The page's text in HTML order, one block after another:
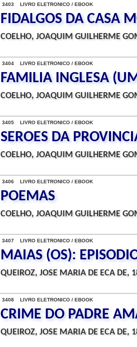
3403 LIVRO ELETRONICO / EBOOK
FIDALGOS DA CASA
COELHO, JOAQUIM GUILHERME
3404 LIVRO ELETRONICO / EBOOK
FAMILIA INGLESA
COELHO, JOAQUIM GUILHERME
3405 LIVRO ELETRONICO / EBOOK
SEROES DA
COELHO, JOAQUIM GUILHERME
3406 LIVRO ELETRONICO / EBOOK
POEMAS
COELHO, JOAQUIM GUILHERME
3407 LIVRO ELETRONICO / EBOOK
MAIAS (OS):
QUEIROZ, JOSE MARIA DE ECA DE,
3408 LIVRO ELETRONICO / EBOOK
CRIME DO PADRE
QUEIROZ, JOSE MARIA DE ECA DE,